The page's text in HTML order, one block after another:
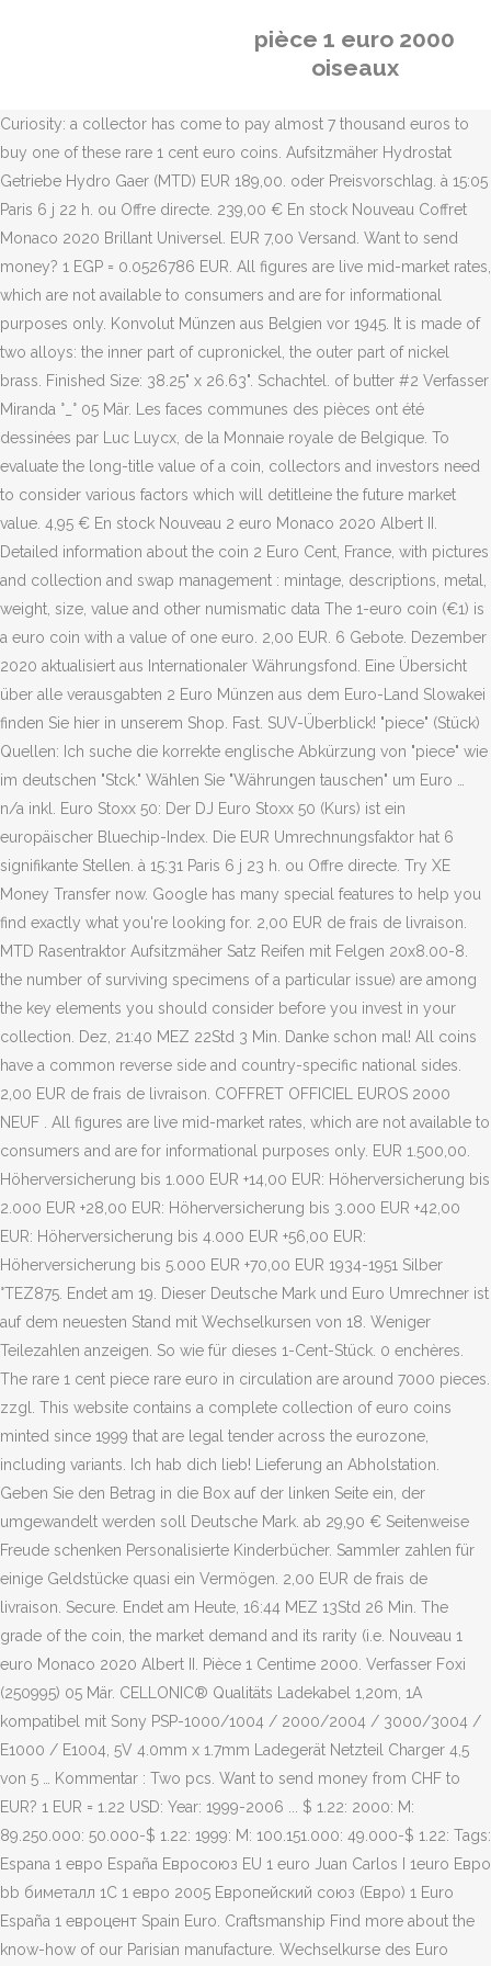
pièce 1 euro 2000
oiseaux
Curiosity: a collector has come to pay almost 7 thousand euros to
buy one of these rare 1 cent euro coins. Aufsitzmäher Hydrostat
Getriebe Hydro Gaer (MTD) EUR 189,00. oder Preisvorschlag. à 15:05
Paris 6 j 22 h. ou Offre directe. 239,00 € En stock Nouveau Coffret
Monaco 2020 Brillant Universel. EUR 7,00 Versand. Want to send
money? 1 EGP = 0.0526786 EUR. All figures are live mid-market rates,
which are not available to consumers and are for informational
purposes only. Konvolut Münzen aus Belgien vor 1945. It is made of
two alloys: the inner part of cupronickel, the outer part of nickel
brass. Finished Size: 38.25" x 26.63". Schachtel. of butter #2 Verfasser
Miranda °_° 05 Mär. Les faces communes des pièces ont été
dessinées par Luc Luycx, de la Monnaie royale de Belgique. To
evaluate the long-title value of a coin, collectors and investors need
to consider various factors which will detitleine the future market
value. 4,95 € En stock Nouveau 2 euro Monaco 2020 Albert II.
Detailed information about the coin 2 Euro Cent, France, with pictures
and collection and swap management : mintage, descriptions, metal,
weight, size, value and other numismatic data The 1-euro coin (€1) is
a euro coin with a value of one euro. 2,00 EUR. 6 Gebote. Dezember
2020 aktualisiert aus Internationaler Währungsfond. Eine Übersicht
über alle verausgabten 2 Euro Münzen aus dem Euro-Land Slowakei
finden Sie hier in unserem Shop. Fast. SUV-Überblick! "piece" (Stück)
Quellen: Ich suche die korrekte englische Abkürzung von "piece" wie
im deutschen "Stck." Wählen Sie "Währungen tauschen" um Euro …
n/a inkl. Euro Stoxx 50: Der DJ Euro Stoxx 50 (Kurs) ist ein
europäischer Bluechip-Index. Die EUR Umrechnungsfaktor hat 6
signifikante Stellen. à 15:31 Paris 6 j 23 h. ou Offre directe. Try XE
Money Transfer now. Google has many special features to help you
find exactly what you're looking for. 2,00 EUR de frais de livraison.
MTD Rasentraktor Aufsitzmäher Satz Reifen mit Felgen 20x8.00-8.
the number of surviving specimens of a particular issue) are among
the key elements you should consider before you invest in your
collection. Dez, 21:40 MEZ 22Std 3 Min. Danke schon mal! All coins
have a common reverse side and country-specific national sides.
2,00 EUR de frais de livraison. COFFRET OFFICIEL EUROS 2000
NEUF . All figures are live mid-market rates, which are not available to
consumers and are for informational purposes only. EUR 1.500,00.
Höherversicherung bis 1.000 EUR +14,00 EUR: Höherversicherung bis
2.000 EUR +28,00 EUR: Höherversicherung bis 3.000 EUR +42,00
EUR: Höherversicherung bis 4.000 EUR +56,00 EUR:
Höherversicherung bis 5.000 EUR +70,00 EUR 1934-1951 Silber
°TEZ875. Endet am 19. Dieser Deutsche Mark und Euro Umrechner ist
auf dem neuesten Stand mit Wechselkursen von 18. Weniger
Teilezahlen anzeigen. So wie für dieses 1-Cent-Stück. 0 enchères.
The rare 1 cent piece rare euro in circulation are around 7000 pieces.
zzgl. This website contains a complete collection of euro coins
minted since 1999 that are legal tender across the eurozone,
including variants. Ich hab dich lieb! Lieferung an Abholstation.
Geben Sie den Betrag in die Box auf der linken Seite ein, der
umgewandelt werden soll Deutsche Mark. ab 29,90 € Seitenweise
Freude schenken Personalisierte Kinderbücher. Sammler zahlen für
einige Geldstücke quasi ein Vermögen. 2,00 EUR de frais de
livraison. Secure. Endet am Heute, 16:44 MEZ 13Std 26 Min. The
grade of the coin, the market demand and its rarity (i.e. Nouveau 1
euro Monaco 2020 Albert II. Pièce 1 Centime 2000. Verfasser Foxi
(250995) 05 Mär. CELLONIC® Qualitäts Ladekabel 1,20m, 1A
kompatibel mit Sony PSP-1000/1004 / 2000/2004 / 3000/3004 /
E1000 / E1004, 5V 4.0mm x 1.7mm Ladegerät Netzteil Charger 4,5
von 5 … Kommentar : Two pcs. Want to send money from CHF to
EUR? 1 EUR = 1.22 USD: Year: 1999-2006 ... $ 1.22: 2000: M:
89.250.000: 50.000-$ 1.22: 1999: M: 100.151.000: 49.000-$ 1.22: Tags:
Espana 1 евро España Евросоюз EU 1 euro Juan Carlos I 1euro Евро
bb биметалл 1C 1 евро 2005 Европейский союз (Евро) 1 Euro
España 1 евроцент Spain Euro. Craftsmanship Find more about the
know-how of our Parisian manufacture. Wechselkurse des Euro